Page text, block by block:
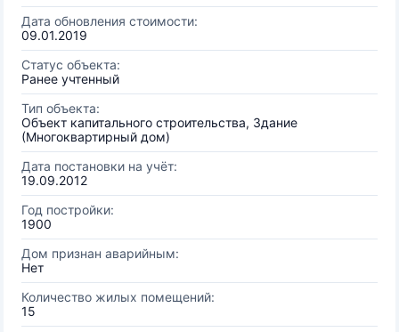
Дата обновления стоимости:
09.01.2019
Статус объекта:
Ранее учтенный
Тип объекта:
Объект капитального строительства, Здание
(Многоквартирный дом)
Дата постановки на учёт:
19.09.2012
Год постройки:
1900
Дом признан аварийным:
Нет
Количество жилых помещений:
15